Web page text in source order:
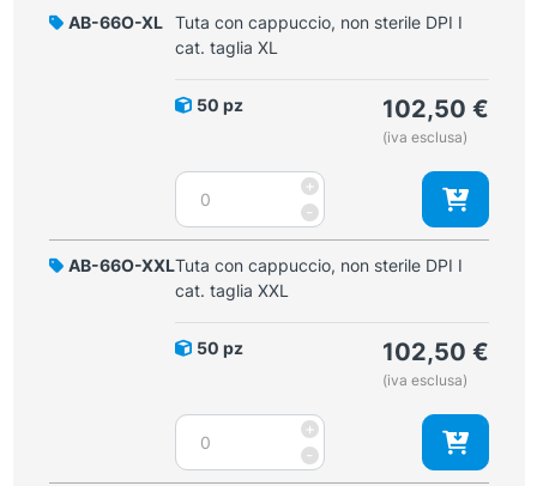
non
sterile
cat.
quantità
AB-66O-XL
Tuta con cappuccio, non sterile DPI I
cat. taglia XL
50 pz 102,50 €
(iva esclusa)
-
Tuta
con
cappuccio,
non
sterile
cat.
quantità
+
AB-66O-XXLTuta con cappuccio, non sterile DPI I
cat. taglia XXL
50 pz 102,50 €
(iva esclusa)
-
Tuta
con
cappuccio,
+